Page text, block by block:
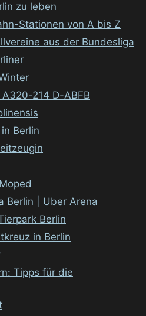
zu leben
Stationen von A bis Z
aus der Bundesliga
214 D-ABFB
Berlin
Berlin | Uber Arena
Berlin
in Berlin
Tipps für die